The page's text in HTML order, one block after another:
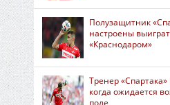
Полузащитник
настроены
«Краснодаром»
Тренер «Спартака»
когда ожидается
поле